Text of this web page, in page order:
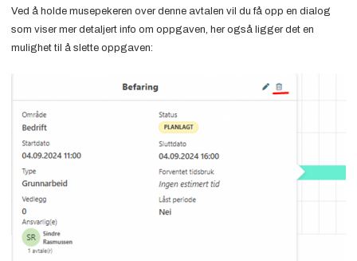
Ved å holde musepekeren over denne avtalen vil du få opp en dialog
som viser mer detaljert info om oppgaven, her også ligger det en
mulighet til å slette oppgaven: